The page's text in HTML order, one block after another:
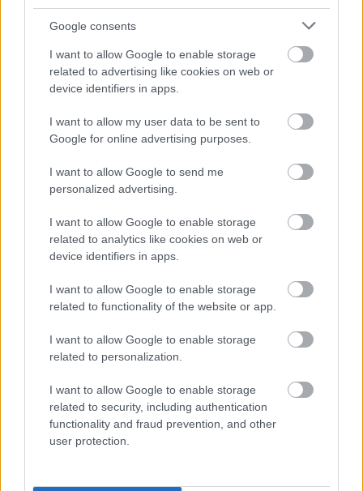
Google consents
I want to allow Google to enable storage
related to advertising like cookies on web or
device identifiers in apps.
I want to allow my user data to be sent to
Google for online advertising purposes.
I want to allow Google to send me
personalized advertising.
I want to allow Google to enable storage
related to analytics like cookies on web or
device identifiers in apps.
I want to allow Google to enable storage
related to functionality of the website or app.
I want to allow Google to enable storage
related to personalization.
I want to allow Google to enable storage
related to security, including authentication
functionality and fraud prevention, and other
user protection.